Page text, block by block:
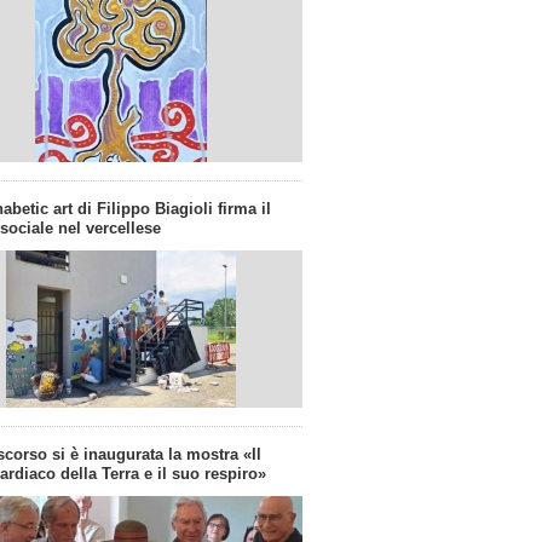
art di Filippo Biagioli firma il
nel vercellese
si è inaugurata la mostra «Il
della Terra e il suo respiro»